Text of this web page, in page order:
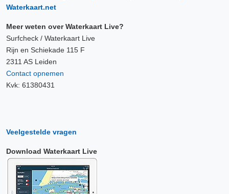
Waterkaart.net
Meer weten over Waterkaart Live?
Surfcheck / Waterkaart Live
Rijn en Schiekade 115 F
2311 AS Leiden
Contact opnemen
Kvk: 61380431
Veelgestelde vragen
Download Waterkaart Live